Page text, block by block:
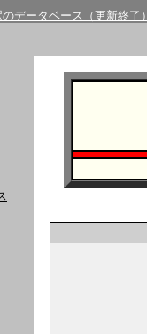
のデータベース（更新終了）